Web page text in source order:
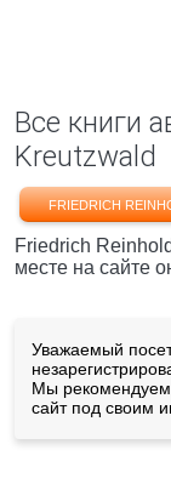
Все книги
Kreutzwald
FRIEDRICH
Friedrich
месте на сайте
Уважаемый
Мы
сайт под своим